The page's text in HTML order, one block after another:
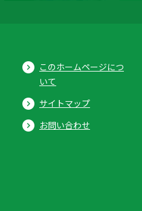
このホームページにつ
いて
サイトマップ
お問い合わせ